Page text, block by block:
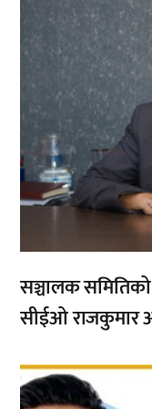
सञ्चालक
सीईओ राजकुमार
,